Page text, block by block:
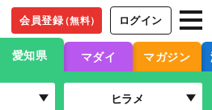
会員登録（無料） ログイン
愛知県 マダイ マガジン
ヒラメ